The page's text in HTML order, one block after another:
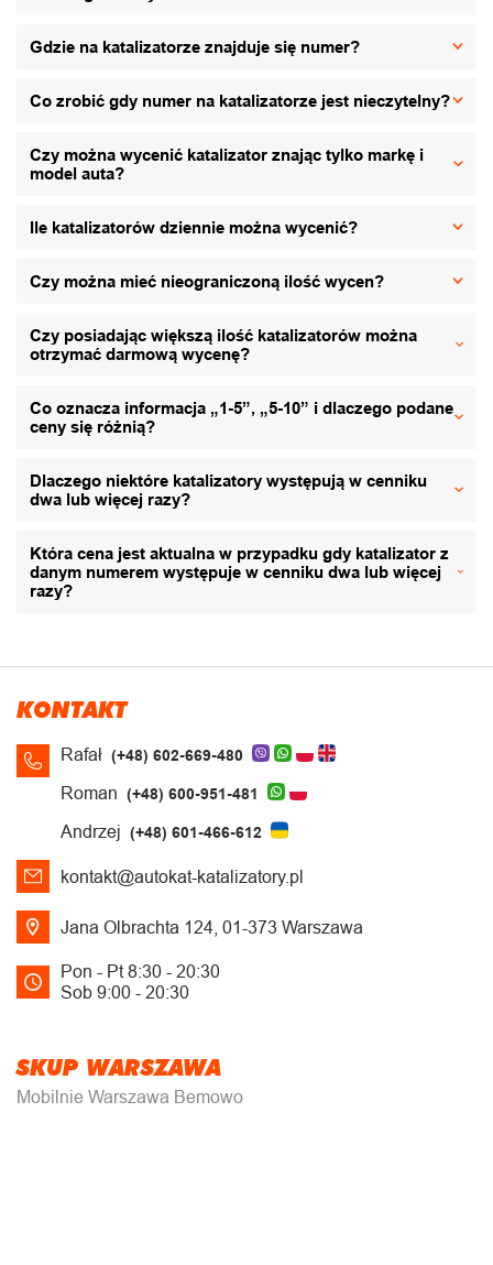
Gdzie na katalizatorze znajduje się numer?
Co zrobić gdy numer na katalizatorze jest nieczytelny?
Czy można wycenić katalizator znając tylko markę i
model auta?
Ile katalizatorów dziennie można wycenić?
Czy można mieć nieograniczoną ilość wycen?
Czy posiadając większą ilość katalizatorów można
otrzymać darmową wycenę?
Co oznacza informacja „1-5”, „5-10” i dlaczego podane
ceny się różnią?
Dlaczego niektóre katalizatory występują w cenniku
dwa lub więcej razy?
Która cena jest aktualna w przypadku gdy katalizator z
danym numerem występuje w cenniku dwa lub więcej
razy?
KONTAKT
Rafał (+48) 602-669-480
Roman (+48) 600-951-481
Andrzej (+48) 601-466-612
kontakt@autokat-katalizatory.pl
Jana Olbrachta 124, 01-373 Warszawa
Pon - Pt 8:30 - 20:30
Sob 9:00 - 20:30
SKUP WARSZAWA
Mobilnie Warszawa Bemowo